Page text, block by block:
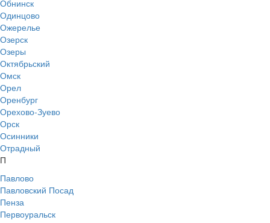
Обнинск
Одинцово
Ожерелье
Озерск
Озеры
Октябрьский
Омск
Орел
Оренбург
Орехово-Зуево
Орск
Осинники
Отрадный
П
Павлово
Павловский Посад
Пенза
Первоуральск